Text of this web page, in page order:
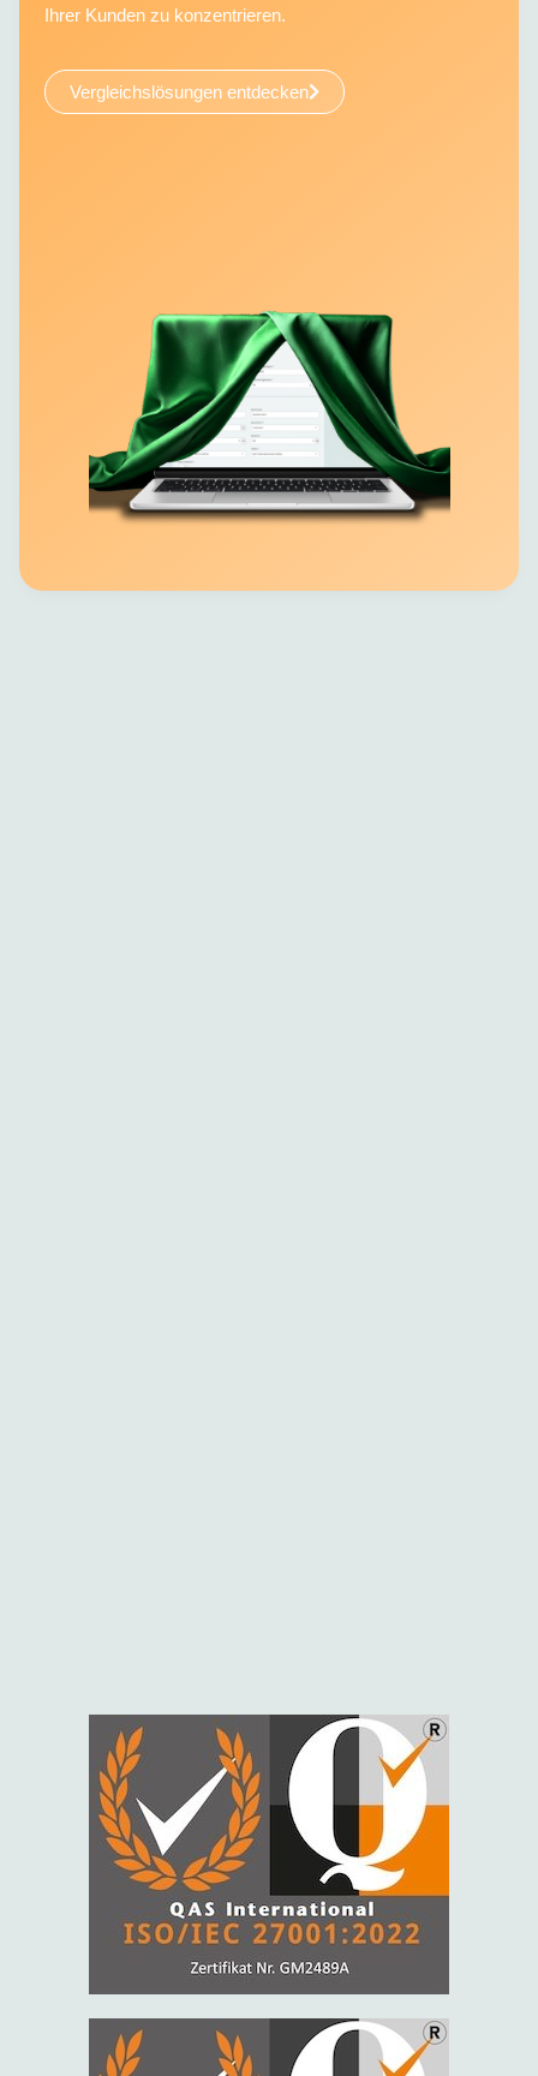
Ihrer Kunden zu konzentrieren.
Vergleichslösungen entdecken